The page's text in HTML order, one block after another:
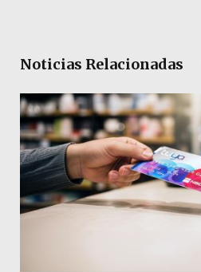
Noticias Relacionadas